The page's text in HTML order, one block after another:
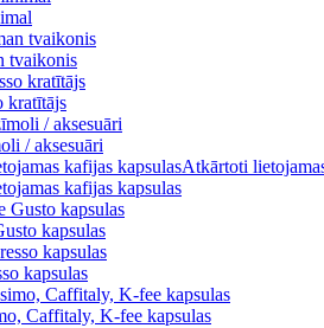
tvaikonis
kratītājs
/ aksesuāri
Atkārtoti
kapsulas
kapsulas
Caffitaly, K-fee kapsulas